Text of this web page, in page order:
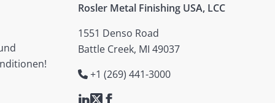
Rosler Metal Finishing USA, LCC
1551 Denso Road
Battle Creek, MI 49037
+1 (269) 441-3000